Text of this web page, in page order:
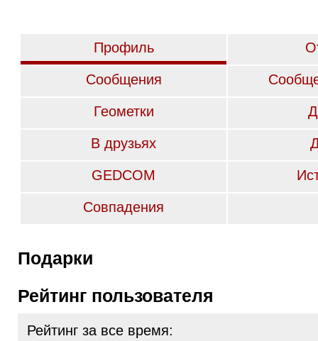
Профиль
Сообщения
Геометки
В друзьях
GEDCOM
Совпадения
Подарки
Рейтинг пользователя
Рейтинг за все время: